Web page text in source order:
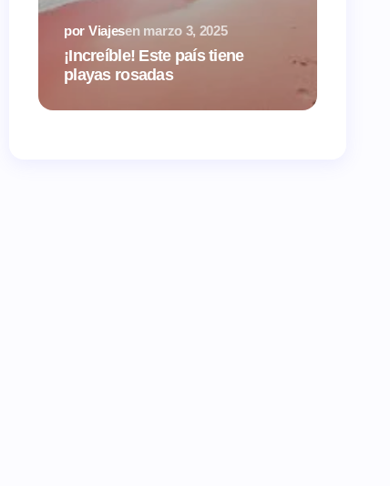
¡Increíble! Este país tiene
playas rosadas
por Viajesen marzo 3, 2025